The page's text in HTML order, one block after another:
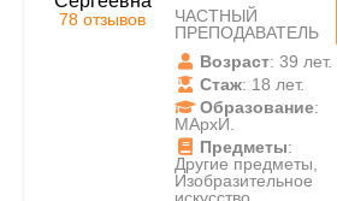
78 отзывов
ЧАСТНЫЙ
ПРЕПОДАВАТЕЛЬ
Возраст: 39 лет.
Стаж: 18 лет.
Образование:
МАрхИ.
Предметы:
Другие предметы,
Изобразительное